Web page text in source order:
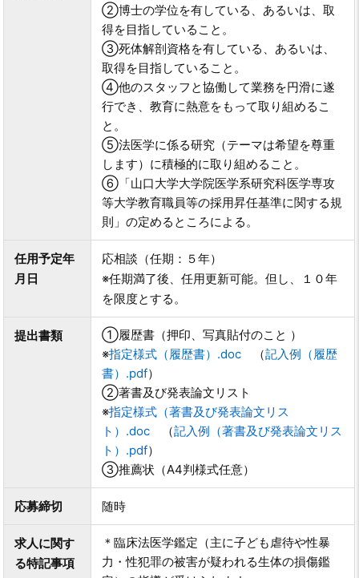
②博士の学位を有している、あるいは、取
得を目指していること。
③死体解剖資格を有している、あるいは、
取得を目指していること。
④他のスタッフと協働して業務を円滑に遂
行でき、教育に熱意をもって取り組めるこ
と。
⑤法医学に係る研究（テーマは希望を尊重
します）に積極的に取り組めること。
⑥「山口大学大学院医学系研究科医学専攻
等大学教育職員等の採用昇任基準に関する規
則」の定めるところによる。
任用予定年
月日
応相談（任期：５年）
※任期満了後、任用更新可能。但し、１０年
を限度とする。
提出書類
①履歴書（押印、写真貼付のこと ）
※指定様式（履歴書）.doc （記入例（履歴
書）.pdf）
②著書及び発表論文リスト
※指定様式（著書及び発表論文リス
ト）.doc （記入例（著書及び発表論文リス
ト）.pdf）
③推薦状（A4判様式任意）
応募締切 随時
求人に関す
る特記事項
＊臨床法医学鑑定（主に子ども虐待や性暴
力・性犯罪の被害が疑われる生体の損傷鑑